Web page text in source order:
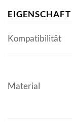
EIGENSCHAFT
Kompatibilität
Material